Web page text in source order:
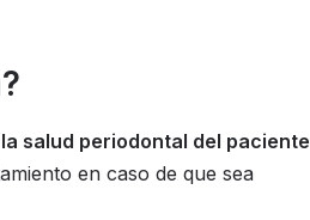
salud periodontal del paciente
en caso de que sea